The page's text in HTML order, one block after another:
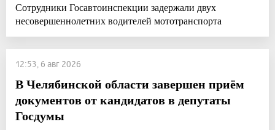
Сотрудники Госавтоинспекции задержали двух
несовершеннолетних водителей мототранспорта
12:53, 6 авг 2026
В Челябинской области завершен приём
документов от кандидатов в депутаты
Госдумы